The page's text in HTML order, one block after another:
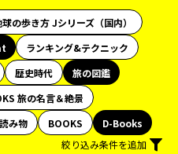
の歩き方 Jシリーズ（国内）
ランキング&テクニック
歴史時代
旅の図鑑
旅の名言＆絶景
み物 BOOKS
D-Books
絞り込み条件を追加